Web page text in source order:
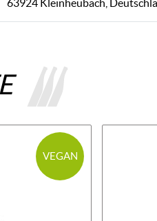
63924 Kleinheubach,
VEGAN